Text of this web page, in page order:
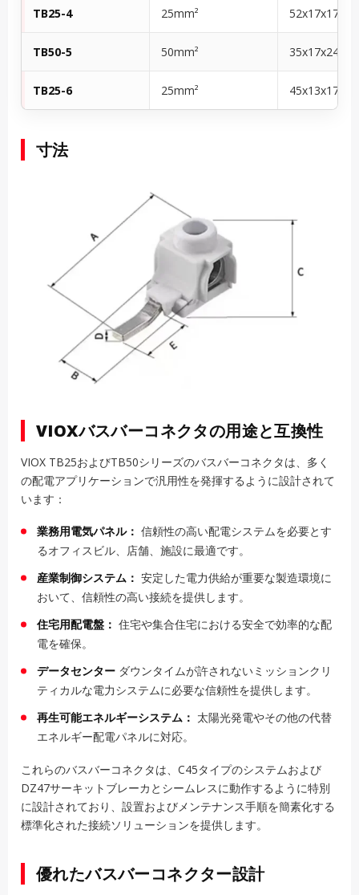
TB25-4 25mm² 52x17x17.5
TB50-5 50mm² 35x17x24.5
TB25-6 25mm² 45x13x17
寸法
VIOXバスバーコネクタの用途と互換性
VIOX TB25およびTB50シリーズのバスバーコネクタは、多く
の配電アプリケーションで汎用性を発揮するように設計されて
います：
業務用電気パネル： 信頼性の高い配電システムを必要とす
るオフィスビル、店舗、施設に最適です。
産業制御システム： 安定した電力供給が重要な製造環境に
おいて、信頼性の高い接続を提供します。
住宅用配電盤： 住宅や集合住宅における安全で効率的な配
電を確保。
データセンター ダウンタイムが許されないミッションクリ
ティカルな電力システムに必要な信頼性を提供します。
再生可能エネルギーシステム： 太陽光発電やその他の代替
エネルギー配電パネルに対応。
これらのバスバーコネクタは、C45タイプのシステムおよび
DZ47サーキットブレーカとシームレスに動作するように特別
に設計されており、設置およびメンテナンス手順を簡素化する
標準化された接続ソリューションを提供します。
優れたバスバーコネクター設計